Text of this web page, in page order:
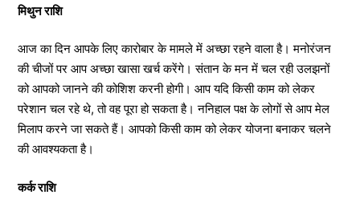
मिथुन राशि
आज का दिन आपके लिए कारोबार के मामले में अच्छा रहने वाला है। मनोरंजन
की चीजों पर आप अच्छा खासा खर्च करेंगे। संतान के मन में चल रही उलझनों
को आपको जानने की कोशिश करनी होगी। आप यदि किसी काम को लेकर
परेशान चल रहे थे, तो वह पूरा हो सकता है। ननिहाल पक्ष के लोगों से आप मेल
मिलाप करने जा सकते हैं। आपको किसी काम को लेकर योजना बनाकर चलने
की आवश्यकता है।
कर्क राशि